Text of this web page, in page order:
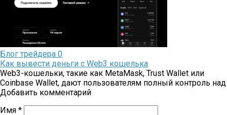
Блог трейдера 0
Как вывести деньги с Web3 кошелька
Web3-кошельки, такие как MetaMask, Trust Wallet или
Coinbase Wallet, дают пользователям полный контроль над
Добавить комментарий
Имя *